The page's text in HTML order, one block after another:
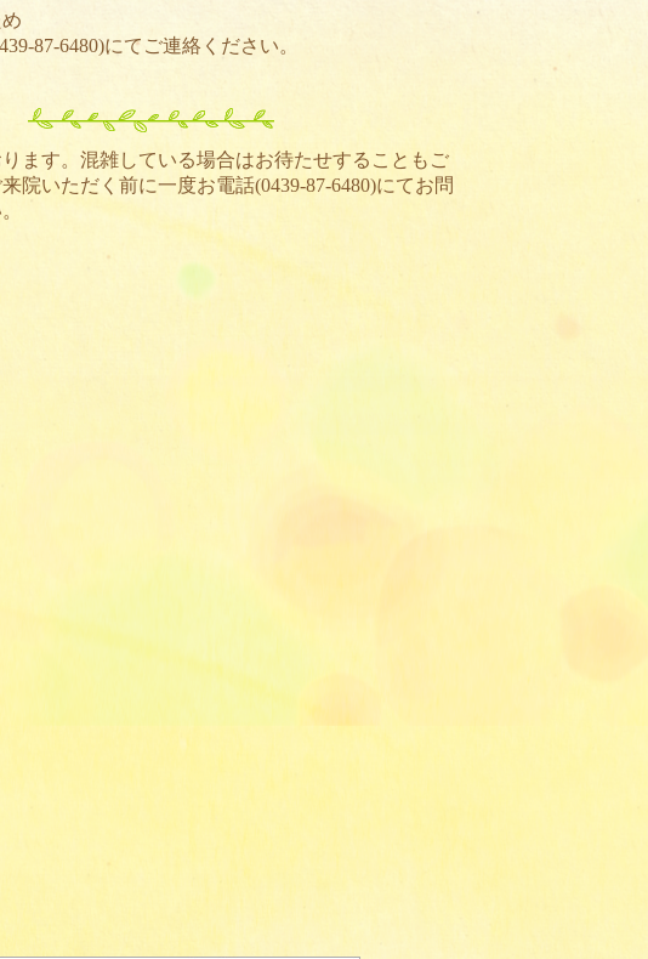
87-6480)にてご連絡ください。
ます。混雑している場合はお待たせすることもご
院いただく前に一度お電話(0439-87-6480)にてお問